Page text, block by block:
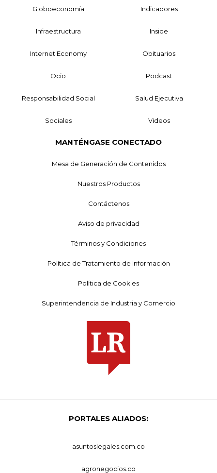
Globoeconomía Indicadores
Infraestructura Inside
Internet Economy Obituarios
Ocio Podcast
Responsabilidad Social Salud Ejecutiva
Sociales Videos
MANTÉNGASE CONECTADO
Mesa de Generación de Contenidos
Nuestros Productos
Contáctenos
Aviso de privacidad
Términos y Condiciones
Política de Tratamiento de Información
Política de Cookies
Superintendencia de Industria y Comercio
PORTALES ALIADOS:
asuntoslegales.com.co
agronegocios.co